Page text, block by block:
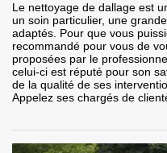
Le nettoyage de dallage est
un soin particulier, une
adaptés. Pour que vous
recommandé pour vous de
proposées par le
celui-ci est réputé pour son
de la qualité de ses
Appelez ses chargés de